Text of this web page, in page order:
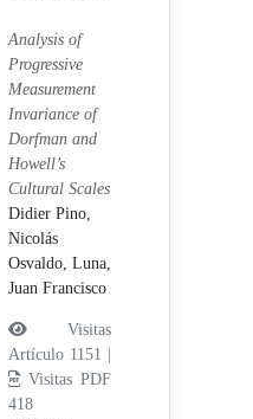
Analysis of
Progressive
Measurement
Invariance of
Dorfman and
Howell’s
Cultural Scales
Didier Pino,
Nicolás
Osvaldo, Luna,
Juan Francisco
Visitas
Artículo 1151 |
Visitas PDF
418